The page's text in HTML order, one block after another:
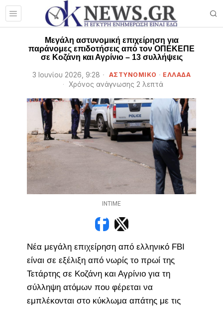
Μεγάλη αστυνομική επιχείρηση για
παράνομες επιδοτήσεις από τον ΟΠΕΚΕΠΕ
σε Κοζάνη και Αγρίνιο – 13 συλλήψεις
3 Ιουνίου 2026, 9:28 ΑΣΤΥΝΟΜΙΚΟ · ΕΛΛΑΔΑ
Χρόνος ανάγνωσης 2 λεπτά
INTIME
Νέα μεγάλη επιχείρηση από ελληνικό FBI
είναι σε εξέλιξη από νωρίς το πρωί της
Τετάρτης σε Κοζάνη και Αγρίνιο για τη
σύλληψη ατόμων που φέρεται να
εμπλέκονται στο κύκλωμα απάτης με τις